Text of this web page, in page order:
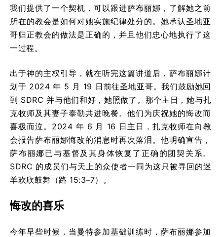
我们提供了一个契机，可以跟进萨布丽娜，了解她之前
所在的教会是如何对她实施纪律处分的。她承认圣地亚
哥归正教会的做法是正确的，并且他们忠心地执行了这
一过程。
出于神的主权引导，就在听完这篇讲道后，萨布丽娜计
划于 2024 年 5 月 19 日前往圣地亚哥。我们鼓励她回
到 SDRC 并与他们和好，她照做了。那个主日，她与扎
克牧师及其妻子泰勒共进晚餐。他们为庆祝她的悔改而
喜极而泣。2024 年 6 月 16 日主日，扎克牧师在向教
会报告萨布丽娜悔改的消息时再次落泪。他明确宣告，
萨布丽娜已与基督及其身体恢复了正确的团契关系。
SDRC 的成员们与天上的众使者一同为这只被寻回的迷
羊欢欣鼓舞（路 15:3–7）。
悔改的喜乐
今年早些时候，当曼特参加基础训练时，萨布丽娜参加